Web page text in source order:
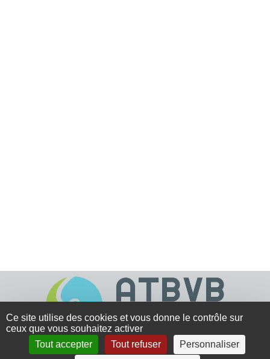
Ce site utilise des cookies et vous donne le contrôle sur
ceux que vous souhaitez activer
Tout accepter
Tout refuser Personnaliser